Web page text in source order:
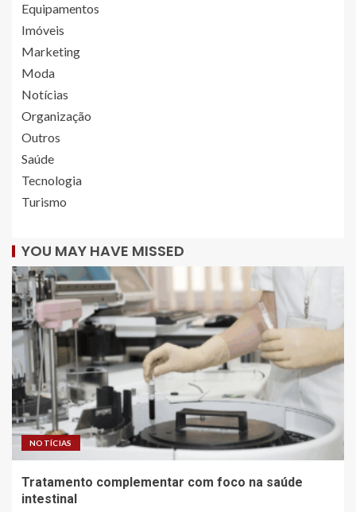
Equipamentos
Imóveis
Marketing
Moda
Notícias
Organização
Outros
Saúde
Tecnologia
Turismo
YOU MAY HAVE MISSED
NOTÍCIAS
Tratamento complementar com foco na saúde
intestinal